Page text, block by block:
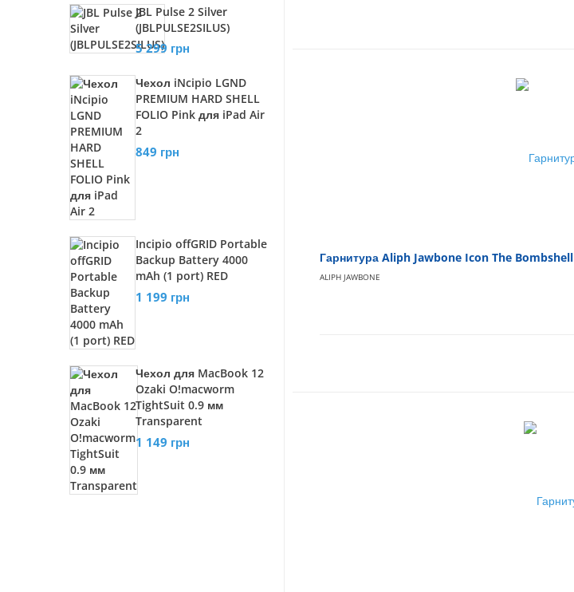
JBL Pulse 2 Silver
(JBLPULSE2SILUS)
5 299 грн
Чехол iNcipio LGND
PREMIUM HARD SHELL
FOLIO Pink для iPad Air
2
849 грн
Incipio offGRID Portable
Backup Battery 4000
mAh (1 port) RED
1 199 грн
Чехол для MacBook 12
Ozaki O!macworm
TightSuit 0.9 мм
Transparent
1 149 грн
Гарнитура Aliph Jawbone Icon The Bombshell
ALIPH JAWBONE